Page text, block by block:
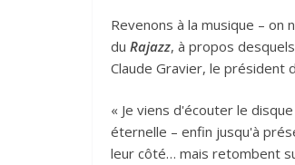
Revenons à la musique – on
du Rajazz, à propos
Claude Gravier, le président
« Je viens d'écouter le
éternelle – enfin jusqu'à
leur côté… mais retombent